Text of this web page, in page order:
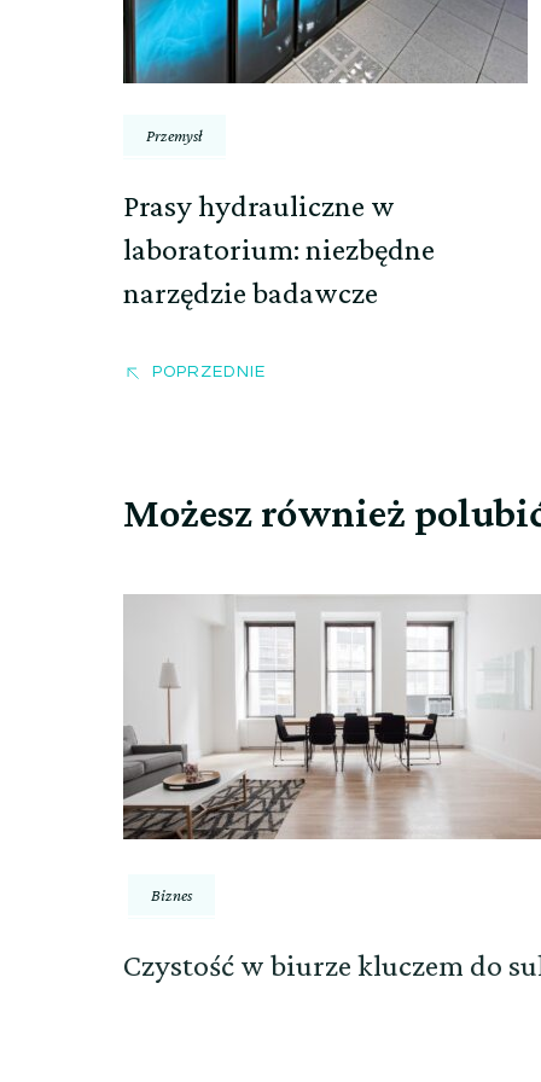
Przemysł
Prasy hydrauliczne w
laboratorium: niezbędne
narzędzie badawcze
POPRZEDNIE
Możesz również
Biznes
Czystość w biurze kluczem do